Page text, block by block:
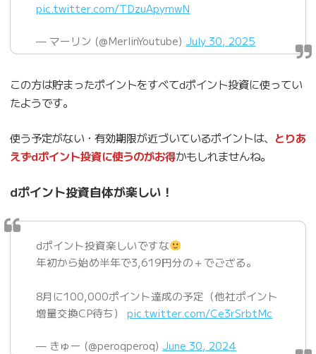
pic.twitter.com/TDzuApymwN
— マーリン (@MerlinYoutube) July 30, 2025
この方は貯まったポイントをすべてdポイント投資に使ってい
たようです。
使う予定がない・有効期限が近づいているポイントは、 とりあ
えずdポイント投資に使うのがお得かもしれませんね。
dポイント投資自体が楽しい！
dポイント投資楽しいですな
年初から始め半年で3,619円分の＋でござる。
8月に100,000ポイント達成の予定（他社ポイント
増量交換CP待ち）pic.twitter.com/Ce3rSrbtMc
— きゅー (@peroqperoq) June 30, 2024